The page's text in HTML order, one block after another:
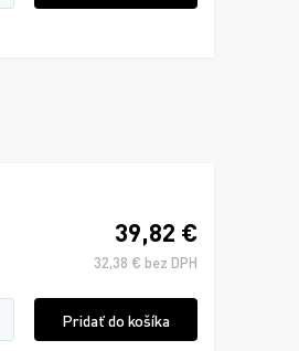
39,82 €
32,38 € bez DPH
Pridať do košíka